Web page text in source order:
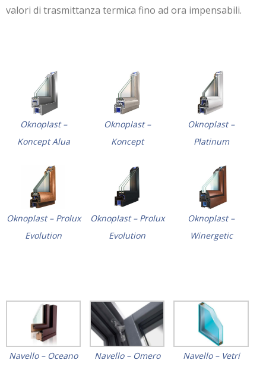
valori di trasmittanza termica fino ad ora impensabili.
Oknoplast –
Koncept Alua
Oknoplast –
Koncept
Oknoplast –
Platinum
Oknoplast – Prolux
Evolution
Oknoplast – Prolux
Evolution
Oknoplast –
Winergetic
Navello – Oceano Navello – Omero
Navello – Vetri